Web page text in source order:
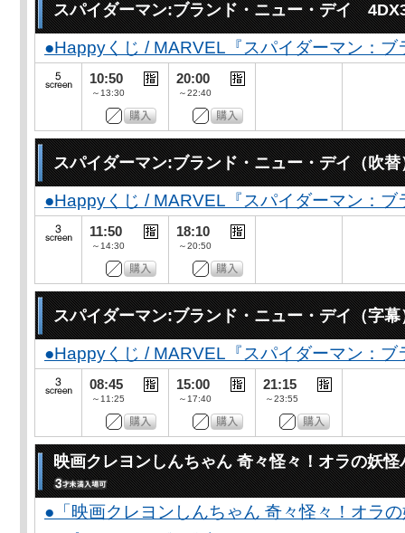
スパイダーマン:ブランド・ニュー・デイ
●Happyくじ / MARVEL『スパイダーマン：
10:50
～13:30
20:00
～22:40
スパイダーマン:ブランド・ニュー・デイ（吹替
●Happyくじ / MARVEL『スパイダーマン：
11:50
～14:30
18:10
～20:50
スパイダーマン:ブランド・ニュー・デイ（字幕
●Happyくじ / MARVEL『スパイダーマン：
08:45
～11:25
15:00
～17:40
21:15
～23:55
映画クレヨンしんちゃん 奇々怪々！オラの妖怪
●「映画クレヨンしんちゃん 奇々怪々！オラ